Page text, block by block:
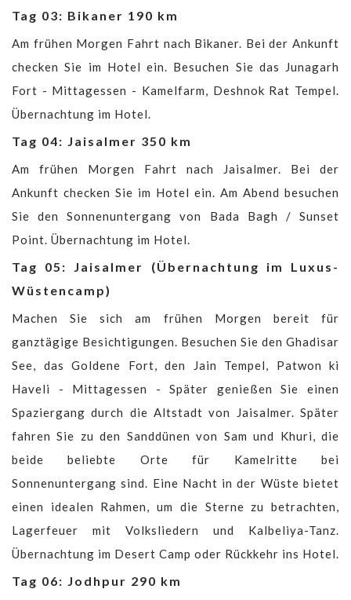
Tag 03: Bikaner 190 km
Am frühen Morgen Fahrt nach Bikaner. Bei der Ankunft
checken Sie im Hotel ein. Besuchen Sie das Junagarh
Fort - Mittagessen - Kamelfarm, Deshnok Rat Tempel.
Übernachtung im Hotel.
Tag 04: Jaisalmer 350 km
Am frühen Morgen Fahrt nach Jaisalmer. Bei der
Ankunft checken Sie im Hotel ein. Am Abend besuchen
Sie den Sonnenuntergang von Bada Bagh / Sunset
Point. Übernachtung im Hotel.
Tag 05: Jaisalmer (Übernachtung im Luxus-
Wüstencamp)
Machen Sie sich am frühen Morgen bereit für
ganztägige Besichtigungen. Besuchen Sie den Ghadisar
See, das Goldene Fort, den Jain Tempel, Patwon ki
Haveli - Mittagessen - Später genießen Sie einen
Spaziergang durch die Altstadt von Jaisalmer. Später
fahren Sie zu den Sanddünen von Sam und Khuri, die
beide beliebte Orte für Kamelritte bei
Sonnenuntergang sind. Eine Nacht in der Wüste bietet
einen idealen Rahmen, um die Sterne zu betrachten,
Lagerfeuer mit Volksliedern und Kalbeliya-Tanz.
Übernachtung im Desert Camp oder Rückkehr ins Hotel.
Tag 06: Jodhpur 290 km